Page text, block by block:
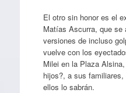
El otro sin honor es el
Matías Ascurra, que se
versiones de incluso
vuelve con los
Milei en la Plaza
hijos?, a sus
ellos lo sabrán.